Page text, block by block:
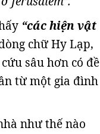
“các hiện vật
chữ Hy Lạp,
sâu hơn có đề
từ một gia đình
như thế nào